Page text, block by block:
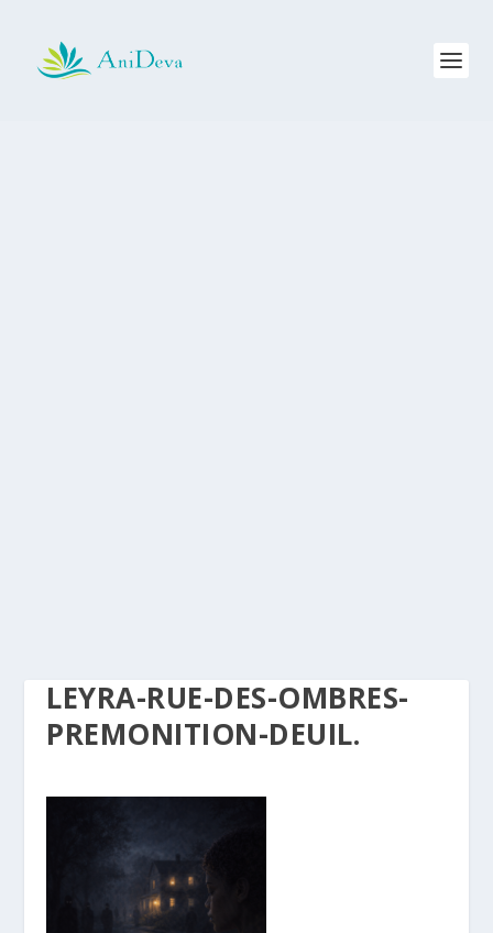
LEYRA-RUE-DES-OMBRES-
PREMONITION-DEUIL.